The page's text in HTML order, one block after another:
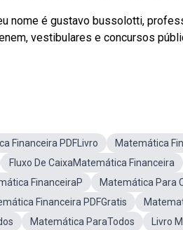
nome é gustavo bussolotti,
vestibulares e concursos
Financeira PDFLivro
Matemática
Fluxo De CaixaMatemática Financeira
FinanceiraP
Matemática Para
Financeira PDFGratis
Matemática ParaTodos Livro